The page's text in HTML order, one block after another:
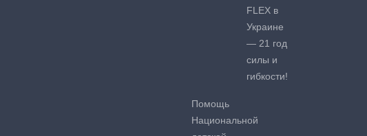
FLEX в
Украине
— 21 год
силы и
гибкости!
Помощь
Национальной